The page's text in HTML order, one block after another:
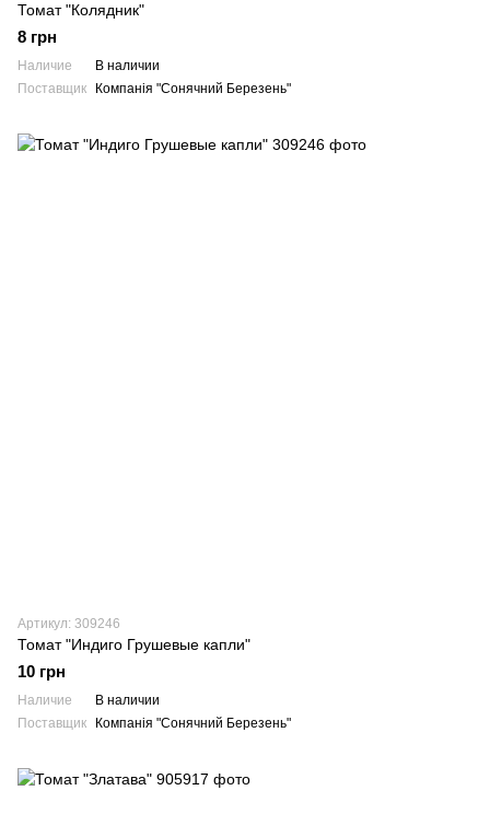
Томат "Колядник"
8 грн
Наличие
В наличии
Поставщик
Компанія "Сонячний Березень"
Артикул: 309246
Томат "Индиго Грушевые капли"
10 грн
Наличие
В наличии
Поставщик
Компанія "Сонячний Березень"